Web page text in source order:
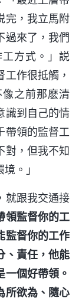
完，我立馬附
過來了，我們
方式。」説
作很抵觸，
之前那麽清
識到自己的情
帶領的監督工
對，但我不知
。」
就跟我交通接
領監督你的工
監督你的工作
、責任，他能
個好帶領。
所欲為、隨心